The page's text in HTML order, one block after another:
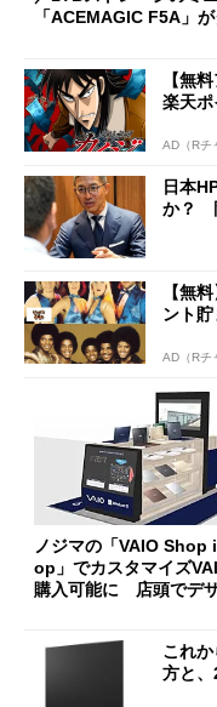
「ACEMAGIC F5A」
【無
楽天ポ
AD（Rチ
日本
か？
【無
ント貯
AD（Rチ
ノジマの「VAIO Shop
op」でカスタマイズ
購入可能に 店頭でデ
これ
方と